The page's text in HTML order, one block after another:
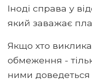
Іноді справа у
який заважає
Якщо хто
обмеження -
ними